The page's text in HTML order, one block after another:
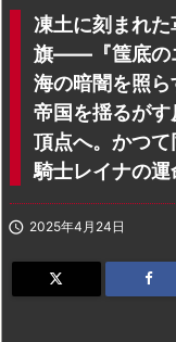
凍土に刻まれ
旗――『筺底の
海の暗闇を照
帝国を揺るが
頂点へ。かつ
騎士レイナの運
 2025年4月24日